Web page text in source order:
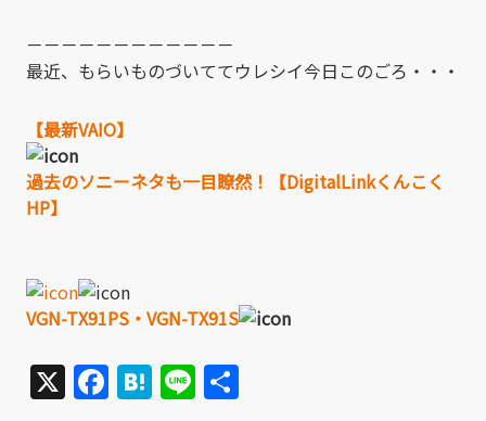
－－－－－－－－－－－－
最近、もらいものづいててウレシイ今日このごろ・・・
【最新VAIO】
過去のソニーネタも一目瞭然！【DigitalLinkくんこく
HP】
VGN-TX91PS・VGN-TX91S
X Facebook
Hatena
Line